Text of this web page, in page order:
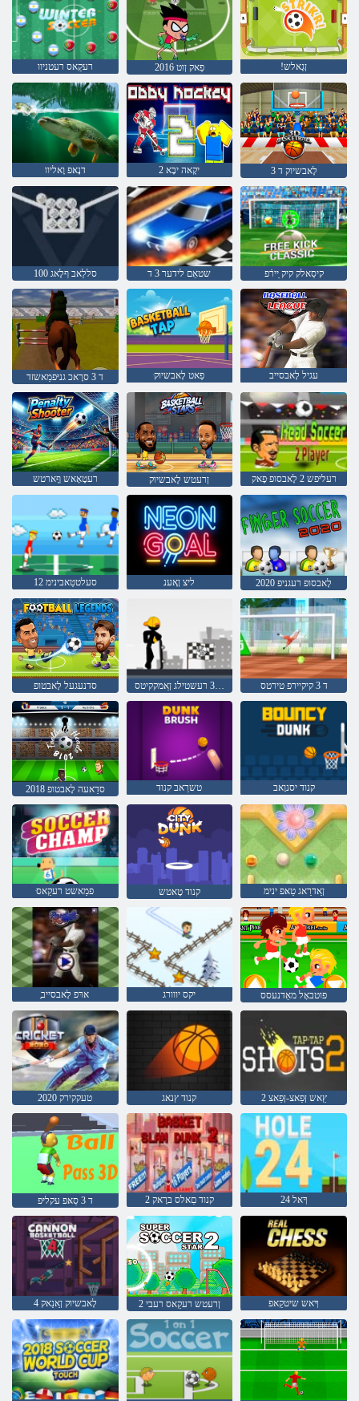
רעקַאס רעטניוו 2016 ּפַאק ןוט !ןגָאלש
דנָאּפ וָאליוו 2 יקָאה יבָא לָאבשיוק ד 3
סללַאב ףלָאג 100 שטאַם לידער 3 ד קיסַאלק קיק ַיירֿפ
ד 3 סרָאכ גניּפמַאשזד ּפַאט לָאבשיוק עגיל לָאבסייב
רעטָאָאש ףָארטש ןרעטש לָאבשיוק רעליּפש 2 לָאבסופ ּפָאק
סעלטטַאבינימ 12 ליצ ןָאענ 2020 לָאבסופ רעגניפ
סדנעגעל לָאבטופ טָאטש סָאּפע 360 רעשטילג ןַאמקקיטס ד 3 קיקיירפ טירטס
2018 סדַאעה לָאבטופ טשרַאב קנוד קנוד יסנוָאב
ּפמַאשט רעקַאס קנוד טָאטש ןַאדרַאג טַאּפ ינימ
ָארּפ לָאבסייב יקס יווורג פוטבאָל מאַדנעסס
2020 טעקקירק קנוד ץנאג 2 ץַאש ןּפַאצ-ןּפַאצ
ד 3 סַאּפ עקליּפ 2 קנוד םַאלס ברָאק 24 ךָאל
4 לָאבשיוק ןַאנַאק 2 ןרעטש רעקַאס רעבי ךָאש שיטקַאפ